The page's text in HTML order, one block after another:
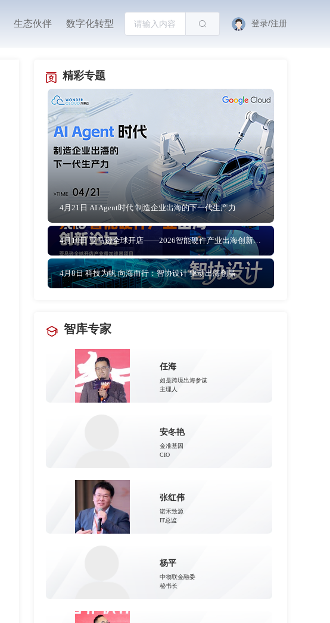
生态伙伴 数字化转型 登录/注册
精彩专题
4月21日 AI Agent时代 制造企业出海的下一代生产力
4月10日 亚马逊全球开店——2026智能硬件产业出海创新论坛
4月8日 科技为帆 向海而行：智协设计 驱动出海创赢
智库专家
任海
如是跨境出海参谋
主理人
安冬艳
金准基因
CIO
张红伟
诺禾致源
IT总监
杨平
中物联金融委
秘书长